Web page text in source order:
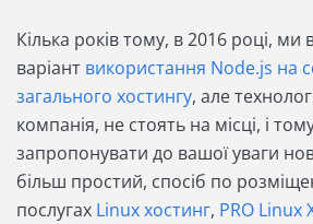
Кілька років тому, в 2016 році,
варіант використання Node.js на
загального хостингу, але
компанія, не стоять на місці, і
запропонувати до вашої уваги
більш простий, спосіб по
послугах Linux хостинг, PRO Linux